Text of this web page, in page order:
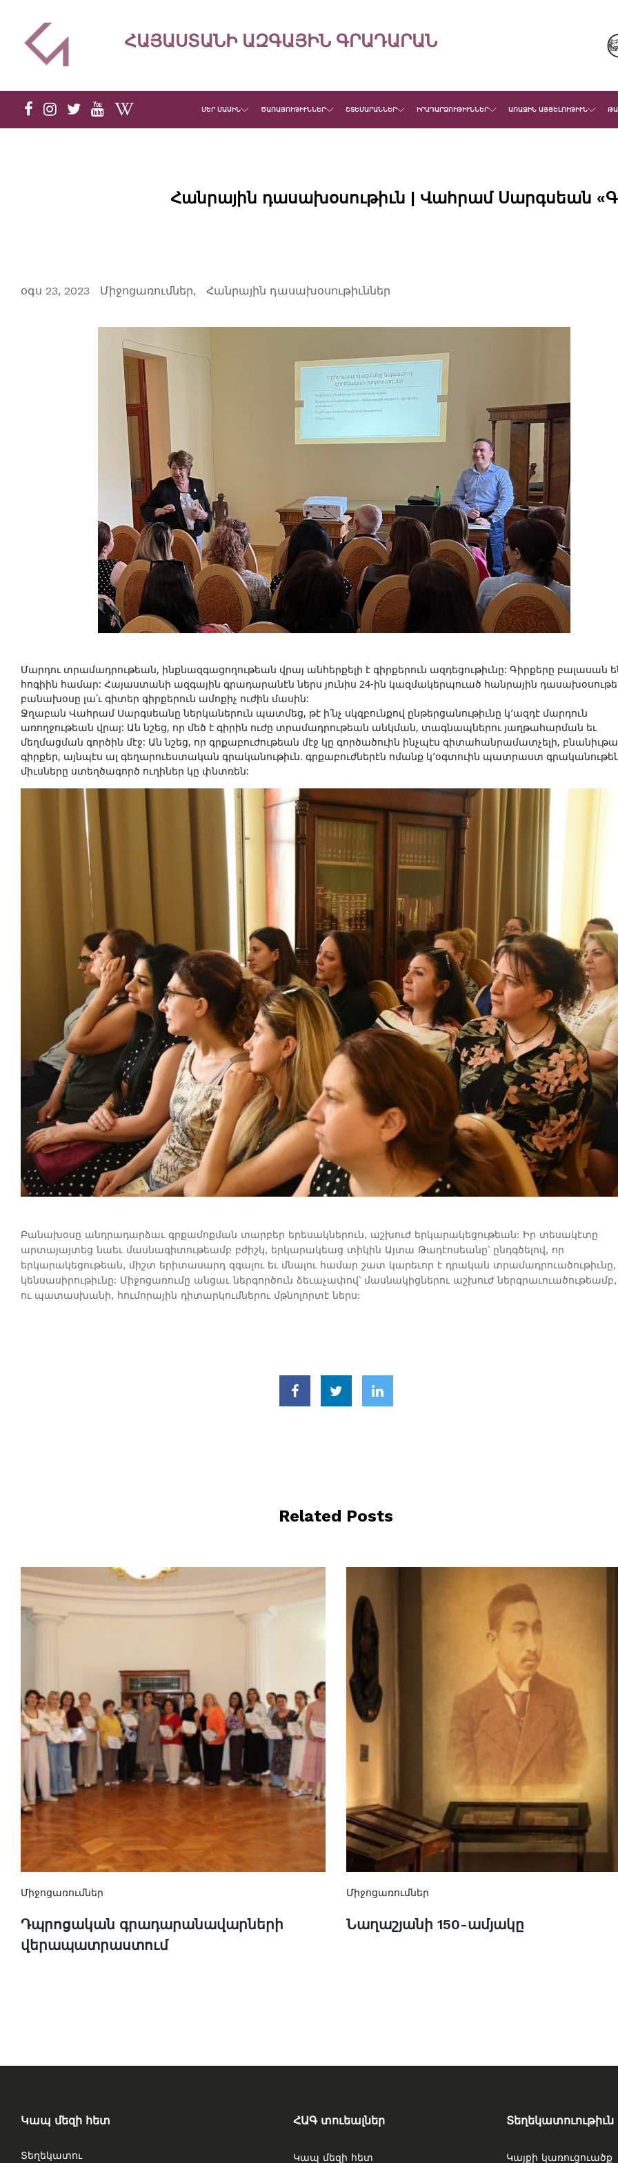
ՀԱՅԱՍՏԱՆԻ ԱԶԳԱՅԻՆ ԳՐԱԴԱՐԱՆ
ՄԵՐ ՄԱՍԻՆ ԾԱՌԱՅՈՒԹԻՒՆՆԵՐ ՇՏԵՄԱՐԱՆՆԵՐ ԻՐԱԴԱՐՁՈՒԹԻՒՆՆԵՐ ԱՌԱՋԻՆ ԱՅՑԵԼՈՒԹԻՒՆ
Հանրային դասախօսութիւն | Վահրամ Սարգսեան
օգս 23, 2023 Միջոցառումներ Հանրային դասախօսութիւններ
Մարդու տրամադրութեան, ինքնազգացողութեան վրայ անհերքելի է գիրքերուն ազդեցութիւնը: Գիրքերը բալասան
հոգիին համար: Հայաստանի ազգային գրադարանէն ներս յունիս 24-ին կազմակերպուած հանրային
բանախօսը լա՛ւ գիտեր գիրքերուն ամոքիչ ուժին մասին:
Ջղաբան Վահրամ Սարգսեանը ներկաներուն պատմեց, թէ ի՛նչ սկզբունքով ընթերցանութիւնը կ՚ազդէ մարդուն
առողջութեան վրայ: Ան նշեց, որ մեծ է գիրին ուժը տրամադրութեան անկման, տագնապներու յաղթահարման եւ
մեղմացման գործին մէջ: Ան նշեց, որ գրքաբուժութեան մէջ կը գործածուին ինչպէս գիտահանրամատչելի,
գիրքեր, այնպէս ալ գեղարուեստական գրականութիւն. գրքաբուժներէն ոմանք կ՚օգտուին պատրաստ
միւսները ստեղծագործ ուղիներ կը փնտռեն:
Բանախօսը անդրադարձաւ գրքամոքման տարբեր երեսակներուն, աշխուժ երկարակեցութեան: Իր տեսակէտը
արտայայտեց նաեւ մասնագիտութեամբ բժիշկ, երկարակեաց տիկին Այտա Թադէոսեանը՝ ընդգծելով, որ
երկարակեցութեան, միշտ երիտասարդ զգալու եւ մնալու համար շատ կարեւոր է դրական տրամադրուածութիւնը,
կենսասիրութիւնը: Միջոցառումը անցաւ ներգործուն ձեւաչափով՝ մասնակիցներու աշխուժ
ու պատասխանի, հումորային դիտարկումներու մթնոլորտէ ներս:
Related Posts
Միջոցառումներ
Դպրոցական գրադարանավարների
վերապատրաստում
Միջոցառումներ
Նաղաշյանի 150-ամյակը
Կապ մեզի հետ
Տեղեկատու
ՀԱԳ տուեալներ
Կապ մեզի հետ
Տեղեկատուութիւն
Կայքի կառուցուածք